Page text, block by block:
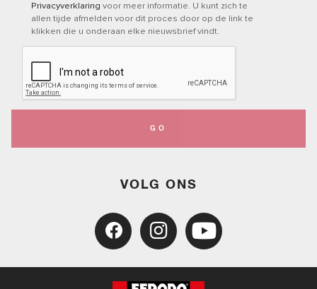
Privacyverklaring voor meer informatie. U kunt zich te
allen tijde afmelden voor dit proces door op de link te
klikken die u onderaan elke nieuwsbrief vindt.
GO
VOLG ONS